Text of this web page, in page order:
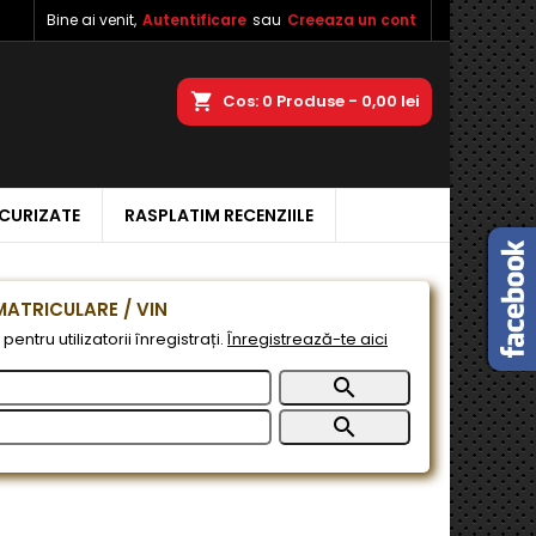
Bine ai venit, Autentificare sau Creeaza un cont
Cos 0 Produse - 0,00 lei
RASPLATIM RECENZIILE
/ VIN
utilizatorii înregistrați. Înregistrează-te aici

